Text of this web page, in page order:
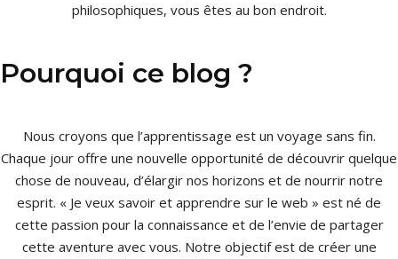
philosophiques, vous êtes au bon endroit.
Pourquoi ce blog ?
Nous croyons que l’apprentissage est un voyage sans fin.
Chaque jour offre une nouvelle opportunité de découvrir quelque
chose de nouveau, d’élargir nos horizons et de nourrir notre
esprit. « Je veux savoir et apprendre sur le web » est né de
cette passion pour la connaissance et de l’envie de partager
cette aventure avec vous. Notre objectif est de créer une